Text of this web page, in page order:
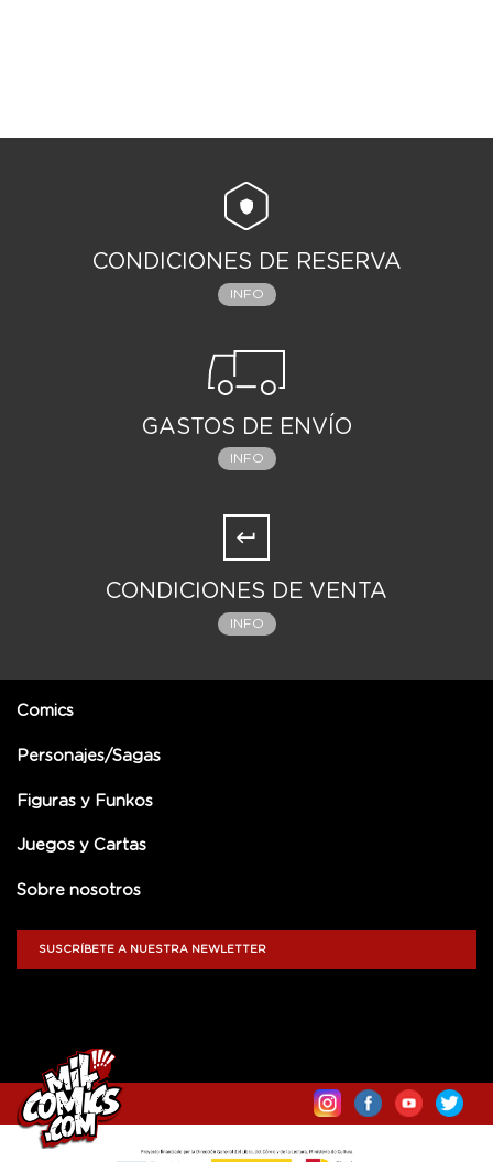
CONDICIONES DE RESERVA
INFO
GASTOS DE ENVÍO
INFO
CONDICIONES DE VENTA
INFO
Comics
Personajes/Sagas
Figuras y Funkos
Juegos y Cartas
Sobre nosotros
SUSCRÍBETE A NUESTRA NEWLETTER